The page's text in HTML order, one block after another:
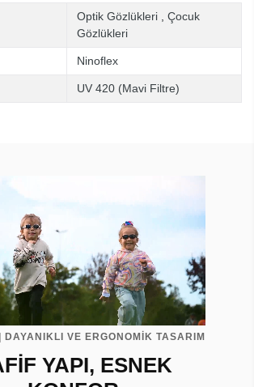
Optik Gözlükleri
Çocuk
Gözlükleri
Ninoflex
UV 420 (Mavi Filtre)
DAYANIKLI VE ERGONOMİK TASARIM
YAPI, ESNEK